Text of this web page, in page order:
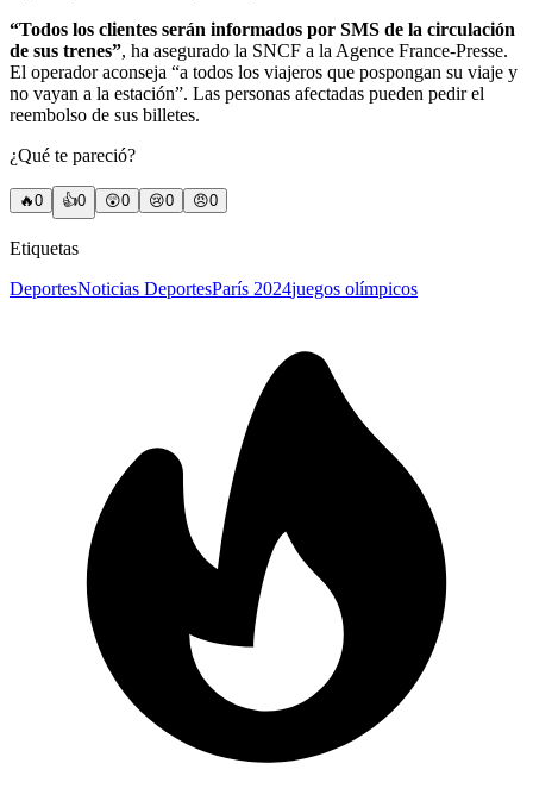
“Todos los clientes serán informados por SMS de la circulación
de sus trenes”, ha asegurado la SNCF a la Agence France-Presse.
El operador aconseja “a todos los viajeros que pospongan su viaje y
no vayan a la estación”. Las personas afectadas pueden pedir el
reembolso de sus billetes.
¿Qué te pareció?
🔥0 👍0 😲0 😢0 😠0
Etiquetas
DeportesNoticias DeportesParís 2024juegos olímpicos